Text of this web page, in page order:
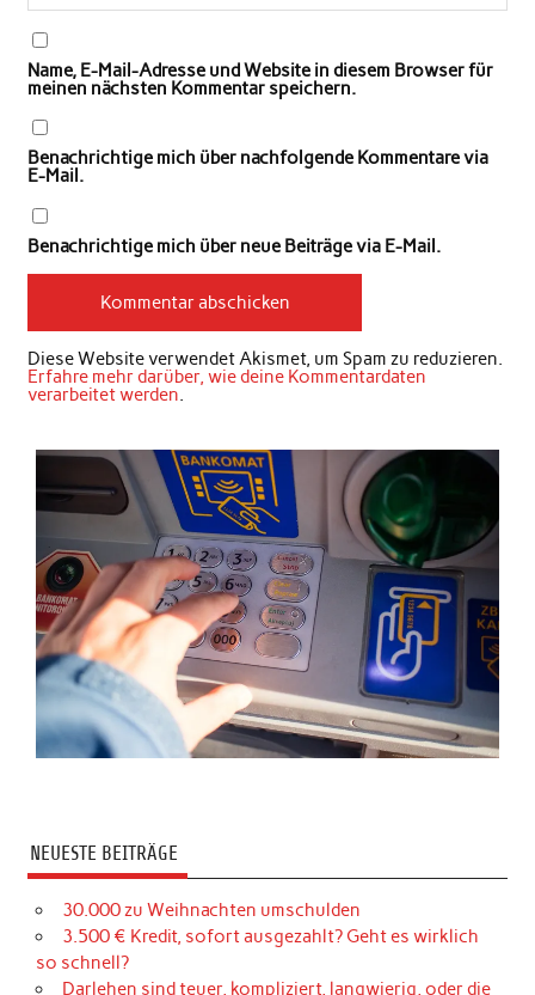
Name, E-Mail-Adresse und Website in diesem Browser für
meinen nächsten Kommentar speichern.
Benachrichtige mich über nachfolgende Kommentare via
E-Mail.
Benachrichtige mich über neue Beiträge via E-Mail.
Diese Website verwendet Akismet, um Spam zu reduzieren.
Erfahre mehr darüber, wie deine Kommentardaten
verarbeitet werden
NEUESTE BEITRÄGE
30.000 zu Weihnachten umschulden
3.500 € Kredit, sofort ausgezahlt? Geht es wirklich
so schnell?
Darlehen sind teuer, kompliziert, langwierig, oder die